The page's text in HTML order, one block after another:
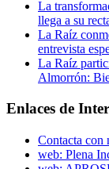
La
llega a su
La Raíz
entrevista
La Raíz
Almorrón:
Enlaces de
Contacta con
web: Plena